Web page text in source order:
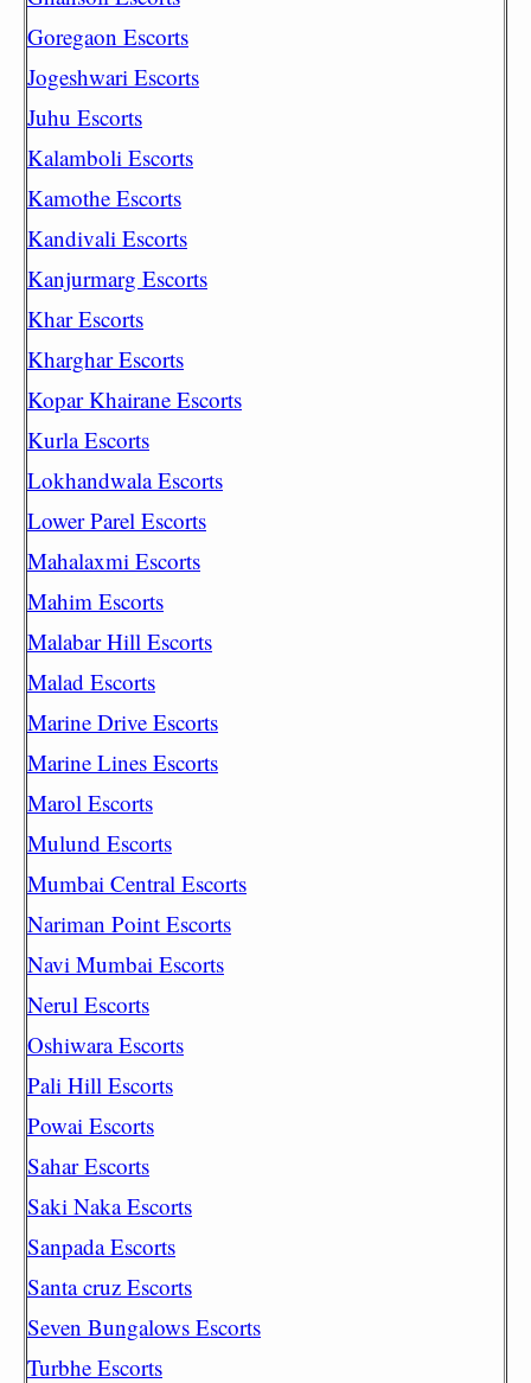
Goregaon Escorts
Jogeshwari Escorts
Juhu Escorts
Kalamboli Escorts
Kamothe Escorts
Kandivali Escorts
Kanjurmarg Escorts
Khar Escorts
Kharghar Escorts
Kopar Khairane Escorts
Kurla Escorts
Lokhandwala Escorts
Lower Parel Escorts
Mahalaxmi Escorts
Mahim Escorts
Malabar Hill Escorts
Malad Escorts
Marine Drive Escorts
Marine Lines Escorts
Marol Escorts
Mulund Escorts
Mumbai Central Escorts
Nariman Point Escorts
Navi Mumbai Escorts
Nerul Escorts
Oshiwara Escorts
Pali Hill Escorts
Powai Escorts
Sahar Escorts
Saki Naka Escorts
Sanpada Escorts
Santa cruz Escorts
Seven Bungalows Escorts
Turbhe Escorts